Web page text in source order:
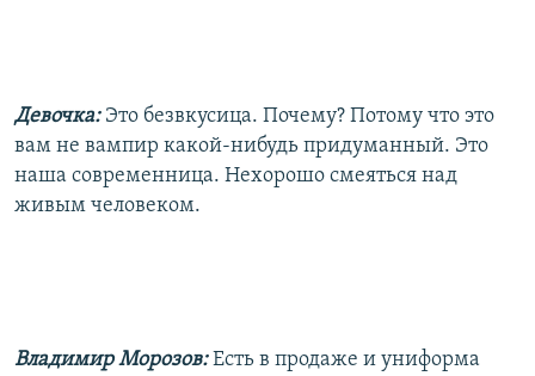
Девочка: Это безвкусица. Почему? Потому что это
вам не вампир какой-нибудь придуманный. Это
наша современница. Нехорошо смеяться над
живым человеком.
Владимир Морозов: Есть в продаже и униформа